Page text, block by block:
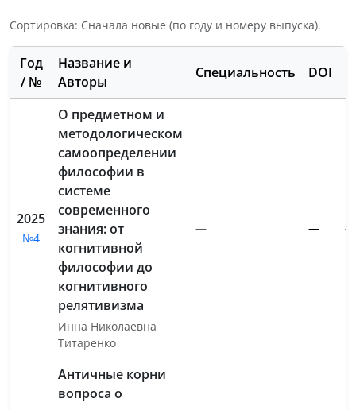
Сортировка: Сначала новые (по году и номеру выпуска).
Год
/ №
Название и
Авторы
Специальность DOI
2025
№4
О предметном и
методологическом
самоопределении
философии в
системе
современного
знания: от
когнитивной
философии до
когнитивного
релятивизма
Инна Николаевна
Титаренко
— — —
Античные корни
вопроса о